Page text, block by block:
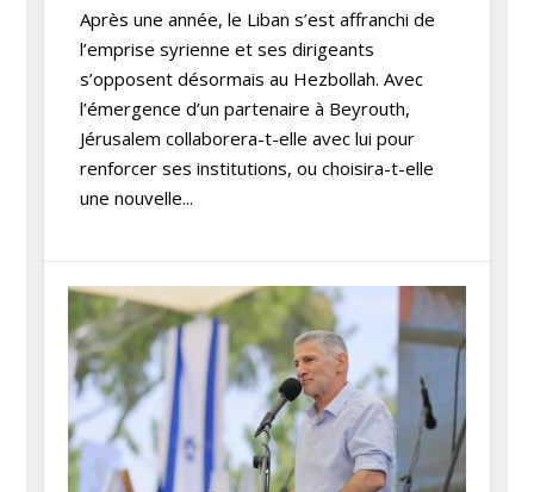
Après une année, le Liban s’est affranchi de
l’emprise syrienne et ses dirigeants
s’opposent désormais au Hezbollah. Avec
l’émergence d’un partenaire à Beyrouth,
Jérusalem collaborera-t-elle avec lui pour
renforcer ses institutions, ou choisira-t-elle
une nouvelle...